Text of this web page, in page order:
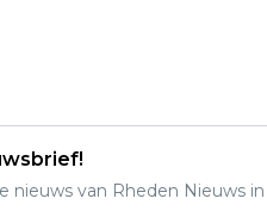
nieuws van Rheden Nieuws